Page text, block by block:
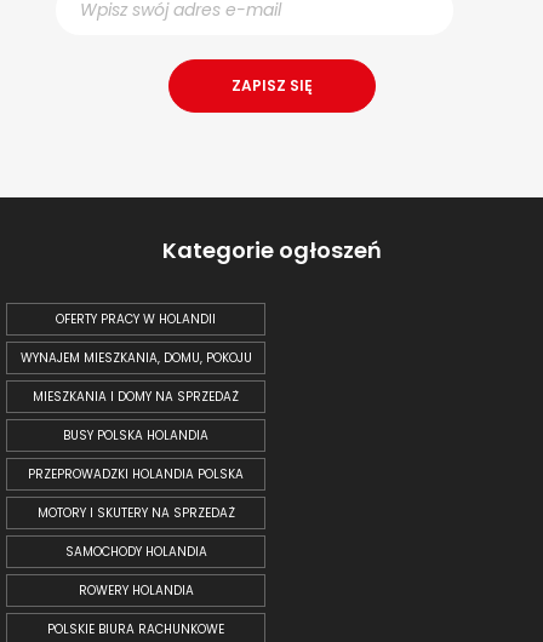
Kategorie ogłoszeń
OFERTY PRACY W HOLANDII
WYNAJEM MIESZKANIA, DOMU, POKOJU
MIESZKANIA I DOMY NA SPRZEDAŻ
BUSY POLSKA HOLANDIA
PRZEPROWADZKI HOLANDIA POLSKA
MOTORY I SKUTERY NA SPRZEDAŻ
SAMOCHODY HOLANDIA
ROWERY HOLANDIA
POLSKIE BIURA RACHUNKOWE